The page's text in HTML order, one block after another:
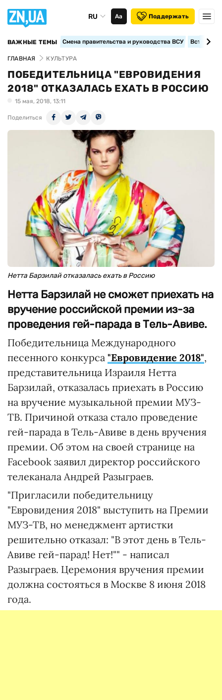
RU Аа Поддержать
ВАЖНЫЕ ТЕМЫ Смена правительства и руководства ВСУ
ГЛАВНАЯ КУЛЬТУРА
ПОБЕДИТЕЛЬНИЦА "ЕВРОВИДЕНИЯ
2018" ОТКАЗАЛАСЬ ЕХАТЬ В РОССИЮ
15 мая, 2018, 13:11
Поделиться
Нетта Барзилай отказалась ехать в Россию
Нетта Барзилай не сможет приехать на
вручение российской премии из-за
проведения гей-парада в Тель-Авиве.
Победительница Международного
песенного конкурса "Евровидение 2018",
представительница Израиля Нетта
Барзилай, отказалась приехать в Россию
на вручение музыкальной премии МУЗ-
ТВ. Причиной отказа стало проведение
гей-парада в Тель-Авиве в день вручения
премии. Об этом на своей странице на
Facebook заявил директор российского
телеканала Андрей Разыграев.
"Пригласили победительницу
"Евровидения 2018" выступить на Премии
МУЗ-ТВ, но менеджмент артистки
решительно отказал: "В этот день в Тель-
Авиве гей-парад! Нет!"" - написал
Разыграев. Церемония вручения премии
должна состояться в Москве 8 июня 2018
года.